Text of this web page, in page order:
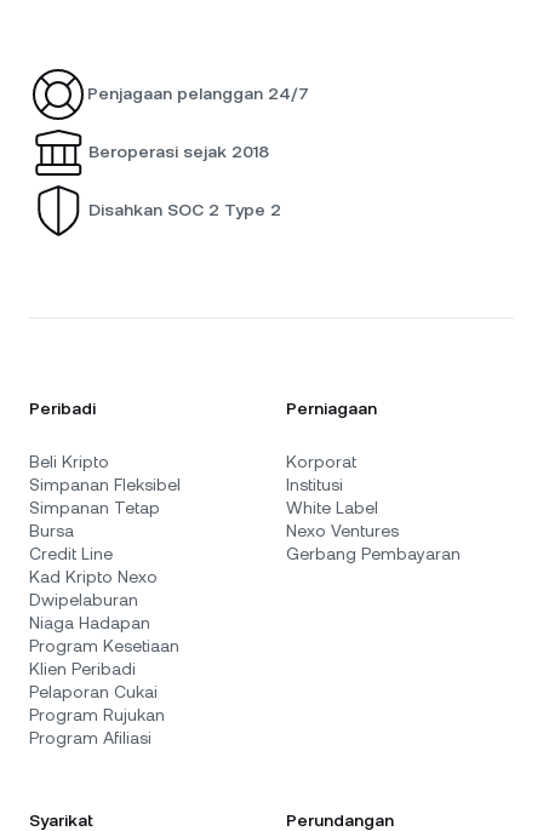
Penjagaan pelanggan 24/7
Beroperasi sejak 2018
Disahkan SOC 2 Type 2
Peribadi
Beli Kripto
Simpanan Fleksibel
Simpanan Tetap
Bursa
Credit Line
Kad Kripto Nexo
Dwipelaburan
Niaga Hadapan
Program Kesetiaan
Klien Peribadi
Pelaporan Cukai
Program Rujukan
Program Afiliasi
Perniagaan
Korporat
Institusi
White Label
Nexo Ventures
Gerbang Pembayaran
Syarikat Perundangan